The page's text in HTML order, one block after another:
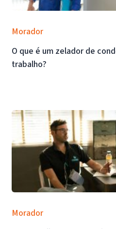
Morador
O que é um zelador de
trabalho?
Morador